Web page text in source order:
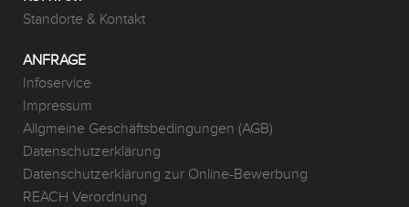
Standorte & Kontakt
ANFRAGE
Infoservice
Impressum
Allgmeine Geschäftsbedingungen (AGB)
Datenschutzerklärung
Datenschutzerklärung zur Online-Bewerbung
REACH Verordnung